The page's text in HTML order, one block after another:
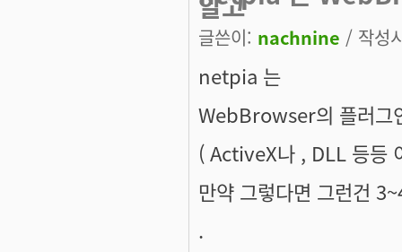
글쓴이: nachnine / 작성
netpia 는
WebBrowser의 플러그
( ActiveX나 , DLL 등등
만약 그렇다면 그런건
.